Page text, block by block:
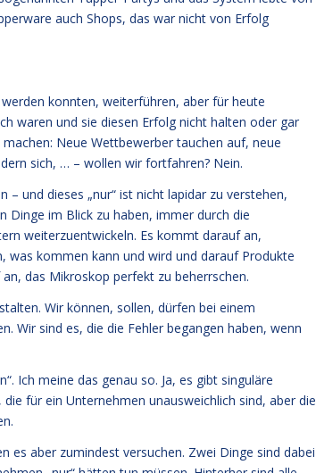
auch Shops, das war nicht von Erfolg
konnten, weiterführen, aber für heute
waren und sie diesen Erfolg nicht halten oder gar
Neue Wettbewerber tauchen auf, neue
sich, … – wollen wir fortfahren? Nein.
und dieses „nur“ ist nicht lapidar zu verstehen,
Dinge im Blick zu haben, immer durch die
weiterzuentwickeln. Es kommt darauf an,
was kommen kann und wird und darauf Produkte
das Mikroskop perfekt zu beherrschen.
Wir können, sollen, dürfen bei einem
Wir sind es, die die Fehler begangen haben, wenn
Ich meine das genau so. Ja, es gibt singuläre
für ein Unternehmen unausweichlich sind, aber die
es aber zumindest versuchen. Zwei Dinge sind dabei